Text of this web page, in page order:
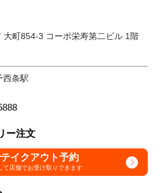
大町854-3 コーポ栄寿第二ビル 1階
西条駅
ー注文
イクアウト予約
て店舗でお受け取りできます